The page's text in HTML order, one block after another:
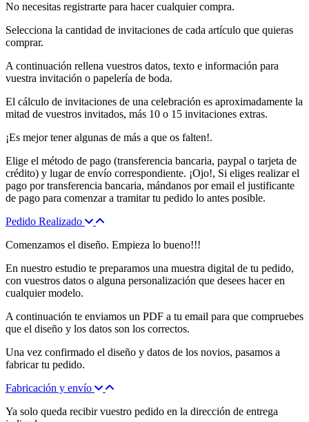
No necesitas registrarte para hacer cualquier compra.
Selecciona la cantidad de invitaciones de cada artículo que quieras
comprar.
A continuación rellena vuestros datos, texto e información para
vuestra invitación o papelería de boda.
El cálculo de invitaciones de una celebración es aproximadamente la
mitad de vuestros invitados, más 10 o 15 invitaciones extras.
¡Es mejor tener algunas de más a que os falten!.
Elige el método de pago (transferencia bancaria, paypal o tarjeta de
crédito) y lugar de envío correspondiente. ¡Ojo!, Si eliges realizar el
pago por transferencia bancaria, mándanos por email el justificante
de pago para comenzar a tramitar tu pedido lo antes posible.
Pedido Realizado
Comenzamos el diseño. Empieza lo bueno!!!
En nuestro estudio te preparamos una muestra digital de tu pedido,
con vuestros datos o alguna personalización que desees hacer en
cualquier modelo.
A continuación te enviamos un PDF a tu email para que compruebes
que el diseño y los datos son los correctos.
Una vez confirmado el diseño y datos de los novios, pasamos a
fabricar tu pedido.
Fabricación y envío
Ya solo queda recibir vuestro pedido en la dirección de entrega